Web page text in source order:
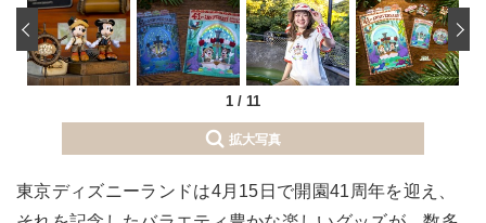
1 / 11
‹
拡大写真
東京ディズニーランドは4月15日で開園41周年を迎え、